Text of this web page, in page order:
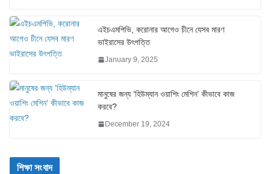
এইচএমপিভি, করোনার আগেও চীনে যেসব মারণ
ভাইরাসের উৎপত্তি
January 9, 2025
মানুষের জন্য ‘হিউম্যান ওয়াশিং মেশিন’ কীভাবে কাজ
করবে?
December 19, 2024
শিক্ষা সংবাদ